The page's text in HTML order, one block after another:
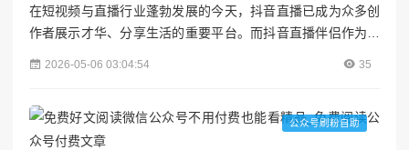
在短视频与直播行业蓬勃发展的今天，抖音直播已成为众多创
作者展示才华、分享生活的重要平台。而抖音直播伴侣作为官
一份详尽的指南。视涨阁## 一、抖音直播伴侣App下载与安装
### 1. 官方渠道下载为确保软件安全与功能完整性，建议...
2026-05-06 03:04:54 35
公众号刷粉自助